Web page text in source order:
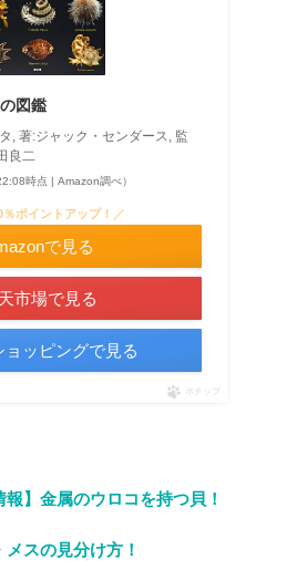
図鑑
, 著:ジャック・センダース, 監
良二
時点 | Amazon調べ）
％ポイントアップ！／
で見る
市場で見る
ョッピングで見る
ポチップ
報】金属のウロコを持つ貝！
メスの見分け方！